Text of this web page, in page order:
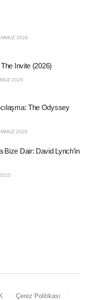
2026
Invite (2026)
2026
The Odyssey
2026
Bize Dair: David Lynch’in
Çerez Politikası